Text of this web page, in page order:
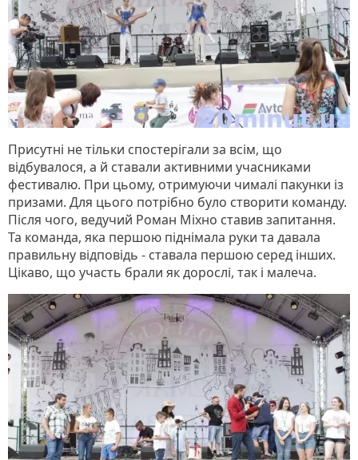
Присутні не тільки спостерігали за всім, що
відбувалося, а й ставали активними учасниками
фестивалю. При цьому, отримуючи чималі пакунки із
призами. Для цього потрібно було створити команду.
Після чого, ведучий Роман Міхно ставив запитання.
Та команда, яка першою піднімала руки та давала
правильну відповідь - ставала першою серед інших.
Цікаво, що участь брали як дорослі, так і малеча.